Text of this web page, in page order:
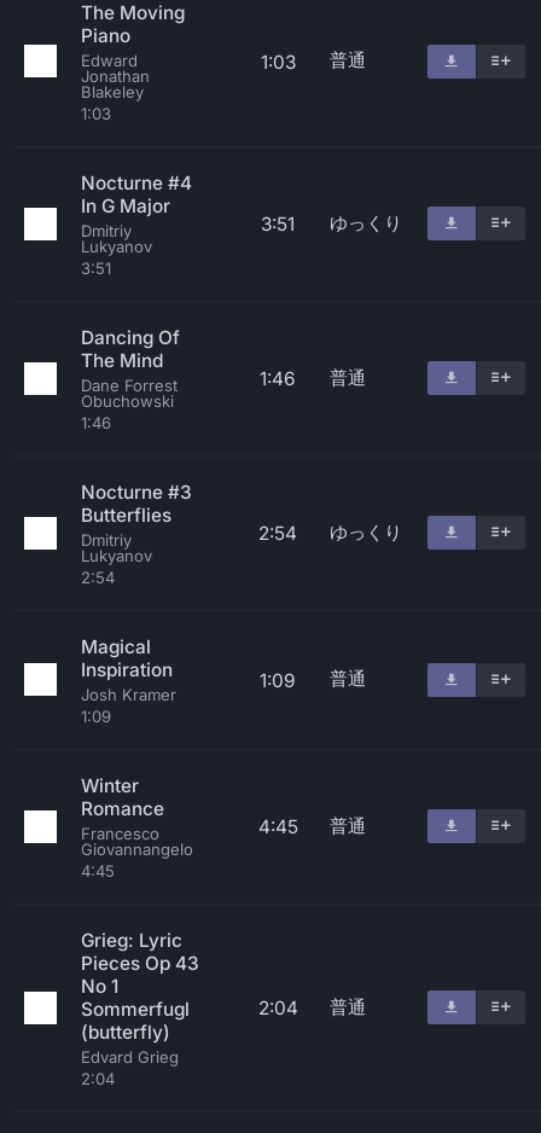
The Moving
Piano
Edward
Jonathan
Blakeley
1:03
1:03 普通
Nocturne #4
In G Major
Dmitriy
Lukyanov
3:51
3:51 ゆっくり
Dancing Of
The Mind
Dane Forrest
Obuchowski
1:46
1:46 普通
Nocturne #3
Butterflies
Dmitriy
Lukyanov
2:54
2:54 ゆっくり
Magical
Inspiration
Josh Kramer
1:09
1:09 普通
Winter
Romance
Francesco
Giovannangelo
4:45
4:45 普通
Grieg: Lyric
Pieces Op 43
No 1
Sommerfugl
(butterfly)
Edvard Grieg
2:04
2:04 普通